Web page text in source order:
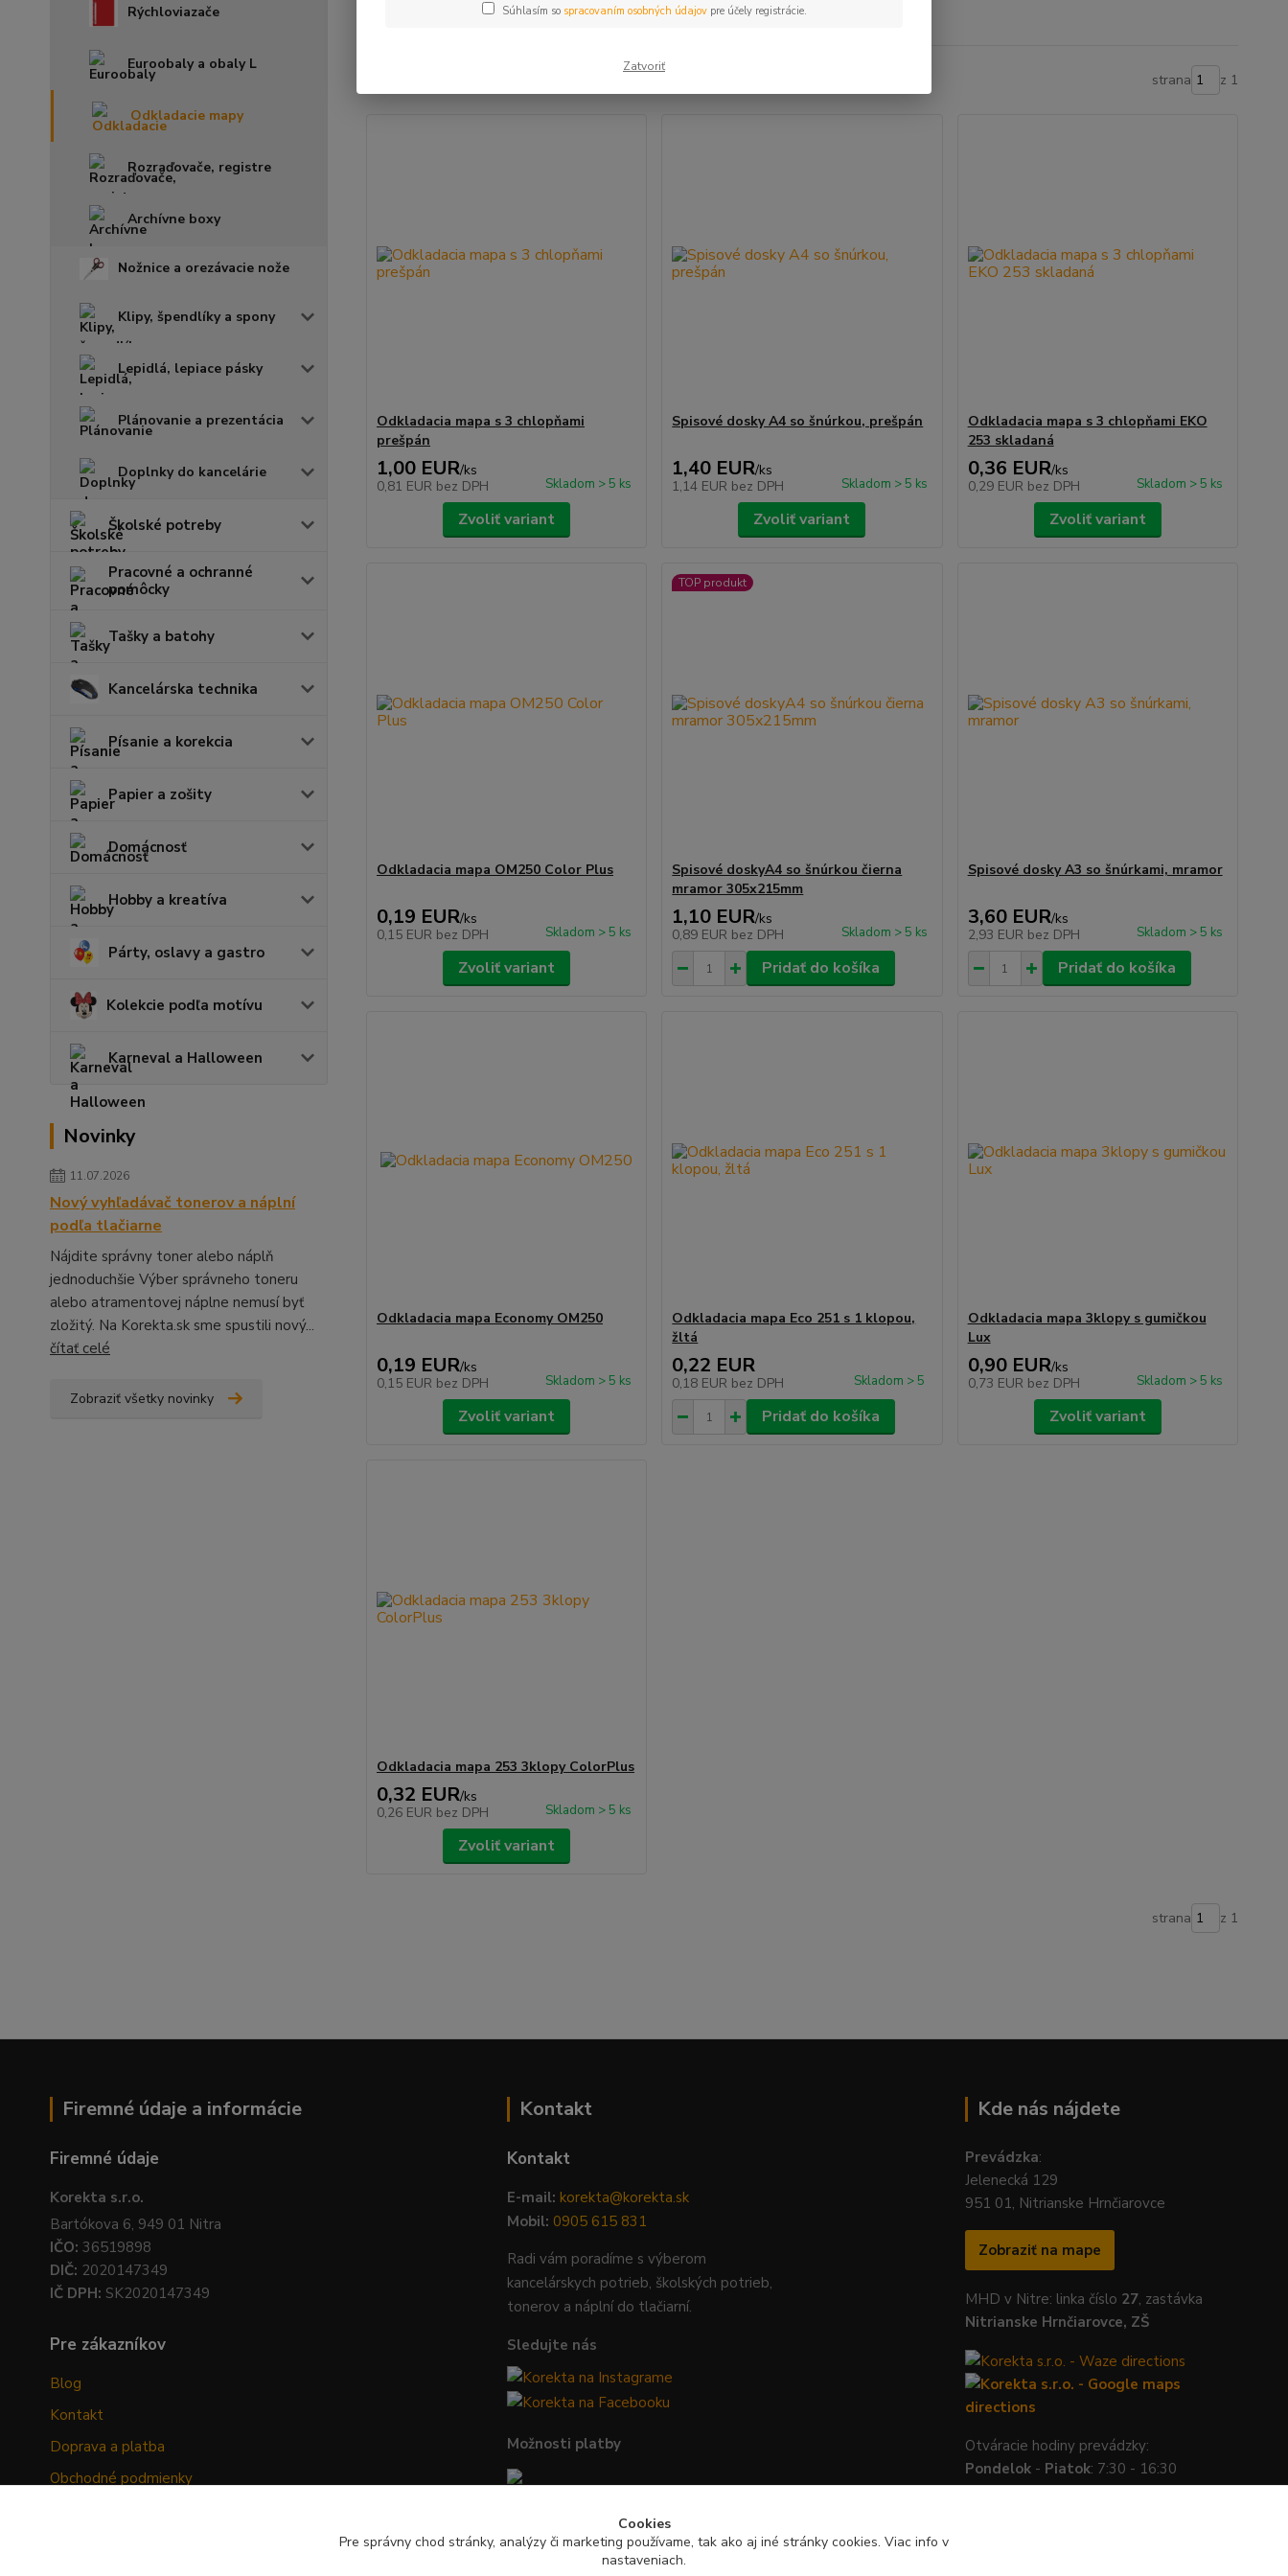
Rýchloviazače
Euroobaly a obaly L
Odkladacie mapy
Rozraďovače, registre
Archívne boxy
Nožnice a orezávacie nože
Klipy, špendlíky a spony
Lepidlá, lepiace pásky
Plánovanie a prezentácia
Doplnky do kancelárie
Školské potreby
Pracovné a ochranné
pomôcky
Tašky a batohy
Kancelárska technika
Písanie a korekcia
Papier a zošity
Domácnosť
Hobby a kreatíva
Párty, oslavy a gastro
Kolekcie podľa motívu
Karneval a Halloween
Novinky
11.07.2026
Nový vyhľadávač tonerov a náplní
podľa tlačiarne
Nájdite správny toner alebo náplň
jednoduchšie Výber správneho toneru
alebo atramentovej náplne nemusí byť
zložitý. Na Korekta.sk sme spustili nový...
čítať celé
Zobraziť všetky novinky
strana z 1
Odkladacia mapa s 3 chlopňami
prešpán
1,00 EUR/ks
0,81 EUR bez DPH Skladom > 5 ks
Zvoliť variant
Spisové dosky A4 so šnúrkou, prešpán
1,40 EUR/ks
1,14 EUR bez DPH Skladom > 5 ks
Zvoliť variant
Odkladacia mapa s 3 chlopňami EKO
253 skladaná
0,36 EUR/ks
0,29 EUR bez DPH Skladom > 5 ks
Zvoliť variant
Odkladacia mapa OM250 Color Plus
0,19 EUR/ks
0,15 EUR bez DPH Skladom > 5 ks
Zvoliť variant
TOP produkt
Spisové doskyA4 so šnúrkou čierna
mramor 305x215mm
1,10 EUR/ks
0,89 EUR bez DPH Skladom > 5 ks
Pridať do košíka
Spisové dosky A3 so šnúrkami, mramor
3,60 EUR/ks
2,93 EUR bez DPH Skladom > 5 ks
Pridať do košíka
Odkladacia mapa Economy OM250
0,19 EUR/ks
0,15 EUR bez DPH Skladom > 5 ks
Zvoliť variant
Odkladacia mapa Eco 251 s 1 klopou,
žltá
0,22 EUR
0,18 EUR bez DPH Skladom > 5
Pridať do košíka
Odkladacia mapa 3klopy s gumičkou
Lux
0,90 EUR/ks
0,73 EUR bez DPH Skladom > 5 ks
Zvoliť variant
Odkladacia mapa 253 3klopy ColorPlus
0,32 EUR/ks
0,26 EUR bez DPH Skladom > 5 ks
Zvoliť variant
strana z 1
Firemné údaje a informácie
Firemné údaje
Korekta s.r.o.
Bartókova 6, 949 01 Nitra
IČO: 36519898
DIČ: 2020147349
IČ DPH: SK2020147349
Pre zákazníkov
Blog
Kontakt
Doprava a platba
Obchodné podmienky
Kontakt
Kontakt
E-mail: korekta@korekta.sk
Mobil: 0905 615 831
Radi vám poradíme s výberom
kancelárskych potrieb, školských potrieb,
tonerov a náplní do tlačiarní.
Sledujte nás
Možnosti platby
Bezpečná platba kartou, Google Pay,
Apple Pay a bankovým prevodom.
Kde nás nájdete
Prevádzka:
Jelenecká 129
951 01, Nitrianske Hrnčiarovce
Zobraziť na mape
MHD v Nitre: linka číslo 27, zastávka
Nitrianske Hrnčiarovce, ZŠ
Otváracie hodiny prevádzky:
Pondelok - Piatok: 7:30 - 16:30
Súhlasím so spracovaním osobných údajovpre účely registrácie.
Zatvoriť
Cookies
Pre správny chod stránky, analýzy či marketing používame, tak ako aj iné stránky cookies. Viac info v
nastaveniach.